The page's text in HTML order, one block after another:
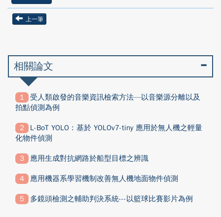
上一筆
相關論文
受人類啟發的音樂資訊檢索方法—以音樂源分離以及
拍點偵測為例
L-BoT YOLO : 基於 YOLOv7-tiny 應用於無人機之輕量
化物件偵測
應用生成對抗網路於船型目標之辨識
應用機器系學習機制改善無人機地面物件偵測
多鏡頭檢測之輔助判決系統---以籃球比賽影片為例